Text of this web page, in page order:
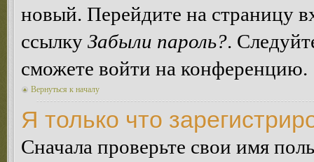
новый. Перейдите на страницу
ссылку Забыли пароль?.
сможете войти на конференцию.
Вернуться к началу
Я только что
Сначала проверьте свои имя